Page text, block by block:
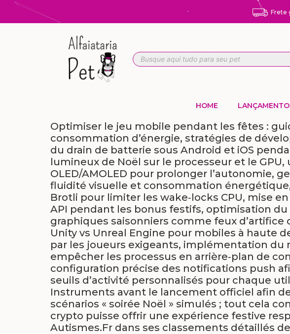
Frete
HOME
Optimiser le jeu mobile pendant les fêtes :
consommation d’énergie, stratégies de
du drain de batterie sous Android et iOS
lumineux de Noël sur le processeur et le
OLED/AMOLED pour prolonger l’autonomie,
fluidité visuelle et consommation
Brotli pour limiter les wake‑locks CPU, mise
API pendant les bonus festifs, optimisation
graphiques saisonniers comme feux
Unity vs Unreal Engine pour mobiles à haute
par les joueurs exigeants, implémentation du
empêcher les processus en arrière‑plan de
configuration précise des notifications push
seuils d’activité personnalisés pour chaque
Instruments avant le lancement officiel afin
scénarios « soirée Noël » simulés ; tout cela
crypto puisse offrir une expérience festive
Autismes.Fr dans ses classements détaillés